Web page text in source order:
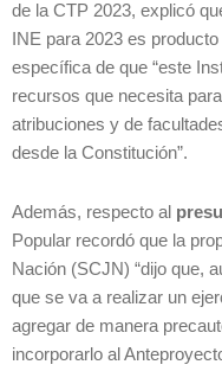
de la CTP 2023, explicó
INE para 2023 es
específica de que “este
recursos que necesita
atribuciones y de
desde la Constitución”.
Además, respecto al
Popular recordó que la
Nación (SCJN) “dijo que,
que se va a realizar un
agregar de manera
incorporarlo al